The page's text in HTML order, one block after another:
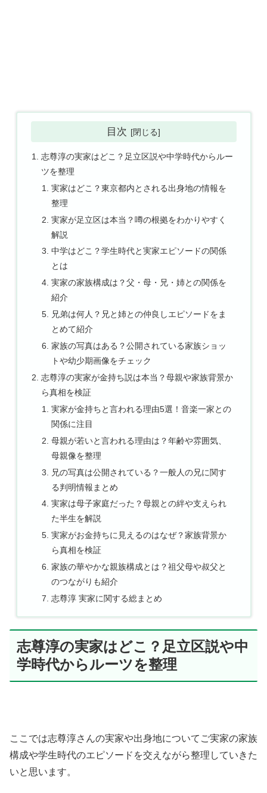
目次
志尊淳の実家はどこ？足立区説や中学時代からルー
ツを整理
実家はどこ？東京都内とされる出身地の情報を
整理
実家が足立区は本当？噂の根拠をわかりやすく
解説
中学はどこ？学生時代と実家エピソードの関係
とは
実家の家族構成は？父・母・兄・姉との関係を
紹介
兄弟は何人？兄と姉との仲良しエピソードをま
とめて紹介
家族の写真はある？公開されている家族ショッ
トや幼少期画像をチェック
志尊淳の実家が金持ち説は本当？母親や家族背景か
ら真相を検証
実家が金持ちと言われる理由5選！音楽一家との
関係に注目
母親が若いと言われる理由は？年齢や雰囲気、
母親像を整理
兄の写真は公開されている？一般人の兄に関す
る判明情報まとめ
実家は母子家庭だった？母親との絆や支えられ
た半生を解説
実家がお金持ちに見えるのはなぜ？家族背景か
ら真相を検証
家族の華やかな親族構成とは？祖父母や叔父と
のつながりも紹介
志尊淳 実家に関する総まとめ
志尊淳の実家はどこ？足立区説や中
学時代からルーツを整理
ここでは志尊淳さんの実家や出身地についてご実家の家族
構成や学生時代のエピソードを交えながら整理していきた
いと思います。